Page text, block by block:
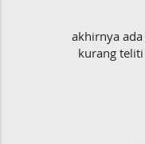
akhirnya
kurang